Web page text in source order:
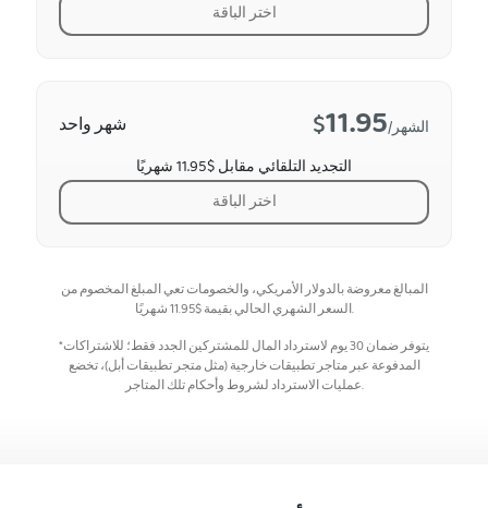
شهر واحد $11.95 /الشهر
التجديد التلقائي مقابل $11.95 شهريًا
اختر الباقة
اختر الباقة
المبالغ معروضة بالدولار الأمريكي، والخصومات تعي المبلغ المخصوم من
السعر الشهري الحالي بقيمة$
11.95
شهريًا.
*يتوفر ضمان 30 يوم لاسترداد المال للمشتركين الجدد فقط؛ للاشتراكات
المدفوعة عبر متاجر تطبيقات خارجية (مثل متجر تطبيقات أبل)، تخضع
عمليات الاسترداد لشروط وأحكام تلك المتاجر.